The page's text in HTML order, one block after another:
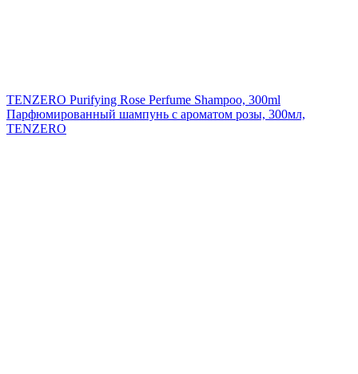
TENZERO Purifying Rose Perfume Shampoo, 300ml
Парфюмированный шампунь с ароматом розы, 300мл,
TENZERO